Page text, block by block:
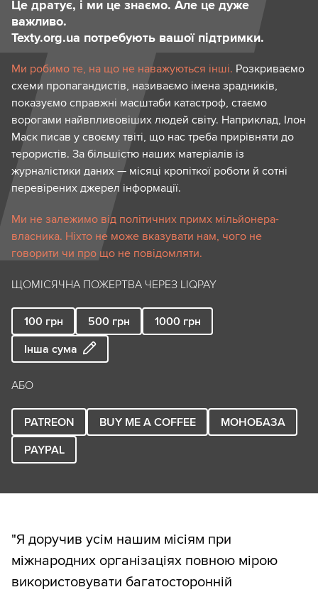
Це дратує, і ми це знаємо. Але це дуже
важливо.
Texty.org.ua потребують вашої підтримки.
Ми робимо те, на що не наважуються інші. Розкриваємо
схеми пропагандистів, називаємо імена зрадників,
показуємо справжні масштаби катастроф, стаємо
ворогами найвпливовіших людей світу. Наприклад, Ілон
Маск писав у своєму твіті, що нас треба прирівняти до
терористів. За більшістю наших матеріалів із
журналістики даних — місяці кропіткої роботи й сотні
перевірених джерел інформації.
Ми не залежимо від політичних примх мільйонера-
власника. Ніхто не може вказувати нам, чого не
говорити чи про що не повідомляти.
ЩОМІСЯЧНА ПОЖЕРТВА ЧЕРЕЗ LIQPAY
100 грн 500 грн 1000 грн
Інша сума
АБО
PATREON BUY ME A COFFEE
МОНОБАЗА
PAYPAL
"Я доручив усім нашим місіям при
міжнародних організаціях повною мірою
використовувати багатосторонній